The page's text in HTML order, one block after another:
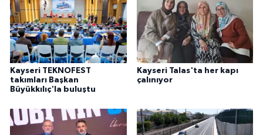
Kayseri TEKNOFEST
takımları Başkan
Büyükkılıç'la buluştu
Kayseri Talas'ta her kapı
çalınıyor